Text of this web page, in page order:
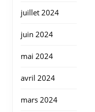
juillet 2024
juin 2024
mai 2024
avril 2024
mars 2024